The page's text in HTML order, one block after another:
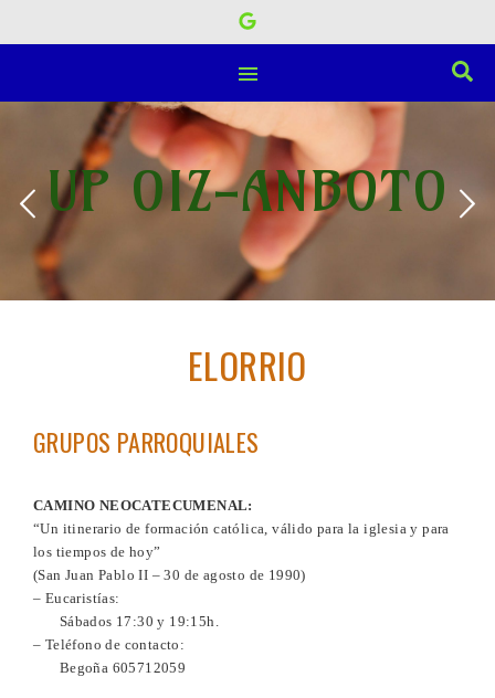
UP OIZ-ANBOTO
ELORRIO
GRUPOS PARROQUIALES
CAMINO NEOCATECUMENAL:
“Un itinerario de formación católica, válido para la iglesia y para
los tiempos de hoy”
(San Juan Pablo II – 30 de agosto de 1990)
– Eucaristías:
Sábados 17:30 y 19:15h.
– Teléfono de contacto:
Begoña 605712059